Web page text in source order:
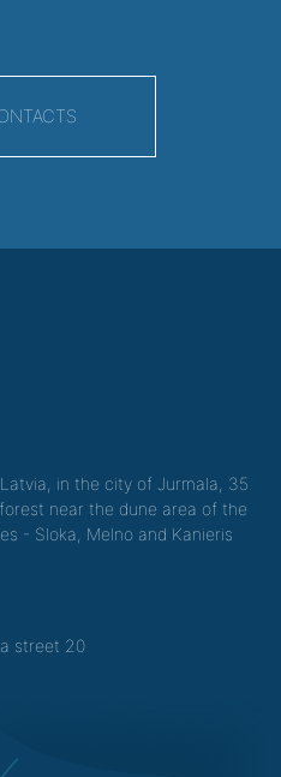
in the city of Jurmala, 35
near the dune area of the
- Sloka, Melno and Kanieris
street 20